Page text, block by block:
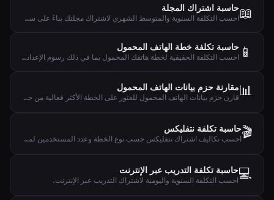
📖حاسبة اشتراك المجلة
احسب التكلفة السنوية والمتوسط الشهري لاشتراك مجلتك بناءً على سعر العدد.
📱 حاسبة تكلفة خطة الهاتف المحمول
احسب التكلفة الحقيقية لخطة هاتفك المحمول بما في ذلك رسوم الإعداد والتكلفة السنوية واليومية وتكلفة كل جيجابايت.
📊مقارنة حزم بيانات الهاتف المحمول
قارن حزم بيانات الهاتف المحمول للعثور على الخطة الأكثر فعالية من حيث التكلفة بناءً على استخدامك الفعلي للبيانات.
🎬حاسبة تكلفة نتفليكس
احسب تكاليف اشتراك نتفليكس حسب نوع الخطة وعدد المستخدمين لمعرفة نفقتك الشهرية والسنوية واليومية.
💻حاسبة تكلفة التدريب عبر الإنترنت
احسب التكلفة السنوية واليومية لاشتراك التدريب عبر الإنترنت.